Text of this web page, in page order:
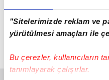
"Sitelerimizde reklam ve
yürütülmesi amaçları ile
Bu çerezler, kullanıcıların
tanımlayarak çalışırlar.
Kavurma yaparken
böylece etin suyu
pişiyor.
SIK SORULAN